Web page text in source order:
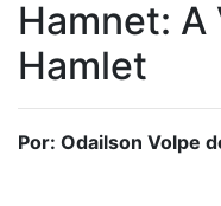
Hamnet: A
Hamlet
Por: Odailson Volpe